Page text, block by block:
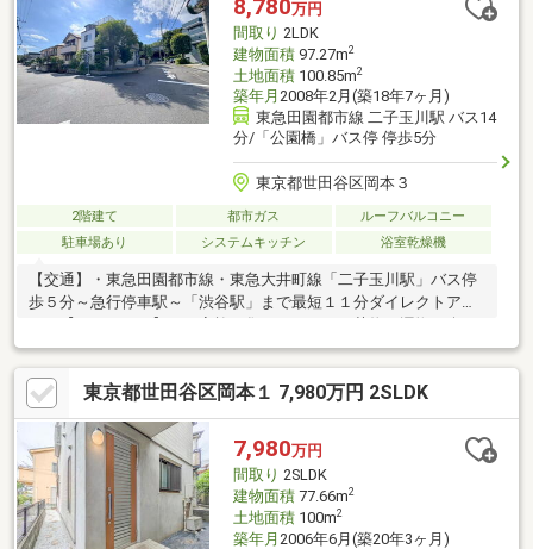
8,780万円
間取り 2LDK
建物面積97.27m2
土地面積100.85m2
築年月 2008年2月(築18年7ヶ月)
東急田園都市線 二子玉川駅 バス14
分/「公園橋」バス停 停歩5分
東京都世田谷区岡本３
2階建て 都市ガス
ルーフバルコニー
駐車場あり
システムキッチン 浴室乾燥機
【交通】・東急田園都市線・東急大井町線「二子玉川駅」バス停
歩５分～急行停車駅～「渋谷駅」まで最短１１分ダイレクトアク
１階リビング♪・ご家族と会話を楽しみながら料理が出来る人気の
対面キッチン・プールやBBQ等、アウトドアリビング感覚で使え
るルーフバルコニー【リフォーム内容】・トイレ新規交換・食器
洗浄乾燥機新規交換・外壁塗装・バルコニー防水・ハウスクリー
ニングなど【設備】・食器洗浄乾燥機・浴室換気乾燥暖房機・１
６２０サイズの浴室・オートバス・シャワートイレ・パントリ
ー・ＷＩＣ・床下収納など
東京都世田谷区岡本１ 7,980万円 2SLDK
7,980万円
間取り 2SLDK
建物面積77.66m2
土地面積100m2
築年月 2006年6月(築20年3ヶ月)